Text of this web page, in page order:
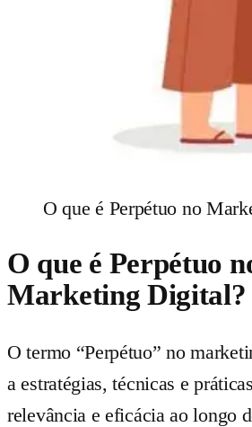
O que é Perpétuo no
O que é Perpétuo
Marketing Digital?
O termo “Perpétuo” no
a estratégias, técnicas e
relevância e eficácia ao longo